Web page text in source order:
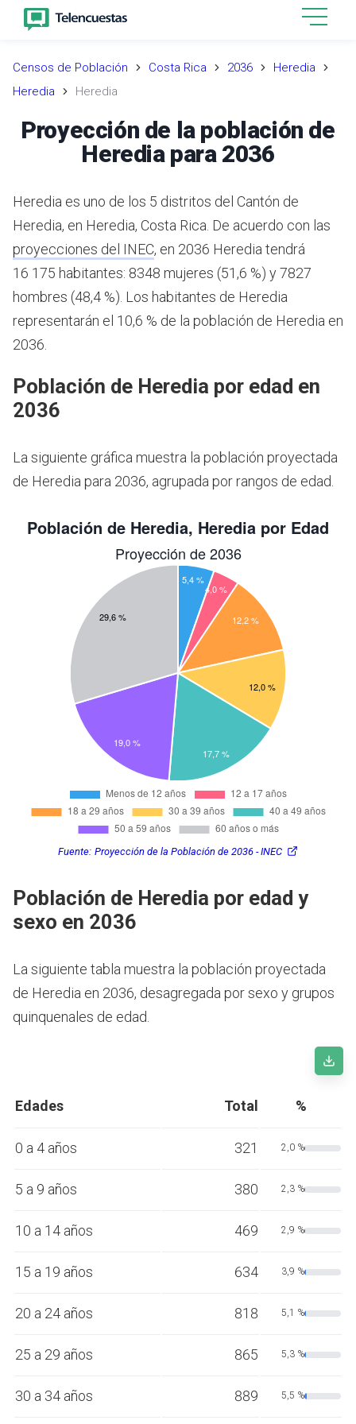
Censos de Población Costa Rica 2036
Heredia
Heredia
Heredia
Proyección de la población de
Heredia para 2036
Heredia es uno de los 5 distritos del Cantón de
Heredia, en Heredia, Costa Rica. De acuerdo con las
proyecciones del INEC, en 2036 Heredia tendrá
16 175 habitantes: 8348 mujeres (51,6 %) y 7827
hombres (48,4 %). Los habitantes de Heredia
representarán el 10,6 % de la población de Heredia en
2036.
Población de Heredia por edad en
2036
La siguiente gráfica muestra la población proyectada
de Heredia para 2036, agrupada por rangos de edad.
Fuente: Proyección de la Población de 2036 - INEC
Población de Heredia por edad y
sexo en 2036
La siguiente tabla muestra la población proyectada
de Heredia en 2036, desagregada por sexo y grupos
quinquenales de edad.
Edades Total %
0 a 4 años 321 2,0 %
5 a 9 años 380 2,3 %
10 a 14 años 469 2,9 %
15 a 19 años 634 3,9 %
20 a 24 años 818 5,1 %
25 a 29 años 865 5,3 %
30 a 34 años 889 5,5 %